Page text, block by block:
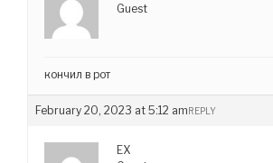
Guest
кончил в рот
February 20, 2023 at 5:12 amREPLY
EX